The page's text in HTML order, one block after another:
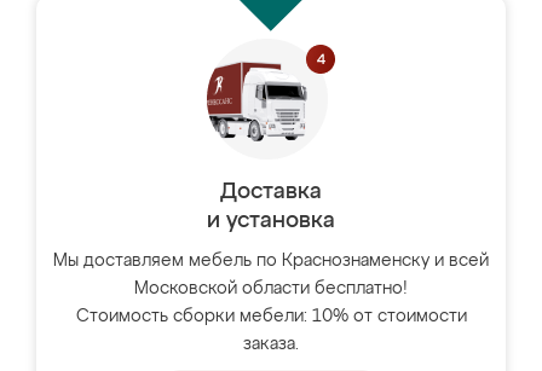
Доставка
и установка
Мы доставляем мебель по Краснознаменску и всей
Московской области бесплатно!
Стоимость сборки мебели: 10% от стоимости
заказа.